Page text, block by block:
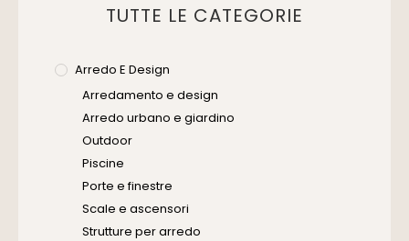
TUTTE LE CATEGORIE
Arredo E Design
Arredamento e design
Arredo urbano e giardino
Outdoor
Piscine
Porte e finestre
Scale e ascensori
Strutture per arredo